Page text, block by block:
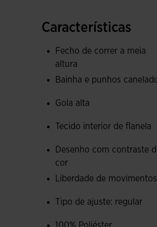
Foi confeccionada com um
temperaturas. Tudo isso faz
em nenhuma das suas
O seu design caracteriza-
superior e rebordo lateral.
Características
Fecho de correr a meia
altura
Bainha e punhos
Gola alta
Tecido interior de flanela
Desenho com contraste
cor
Liberdade de movimentos
Tipo de ajuste: regular